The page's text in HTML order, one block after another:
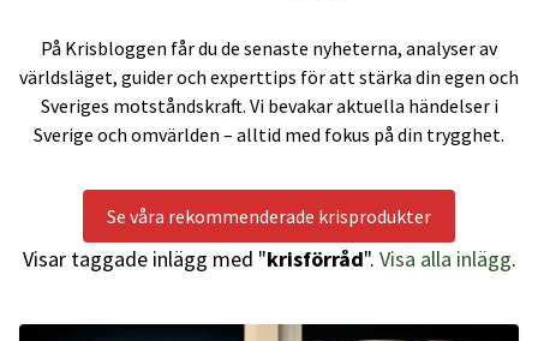
På Krisbloggen får du de senaste nyheterna, analyser av
världsläget, guider och experttips för att stärka din egen och
Sveriges motståndskraft. Vi bevakar aktuella händelser i
Sverige och omvärlden – alltid med fokus på din trygghet.
Se våra rekommenderade krisprodukter
Visar taggade inlägg med "krisförråd". Visa alla inlägg.